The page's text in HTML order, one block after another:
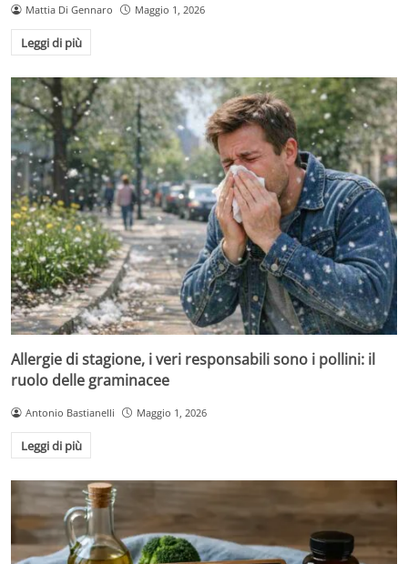
Mattia Di Gennaro Maggio 1, 2026
Leggi di più
Allergie di stagione, i veri responsabili sono i pollini: il
ruolo delle graminacee
Antonio Bastianelli Maggio 1, 2026
Leggi di più